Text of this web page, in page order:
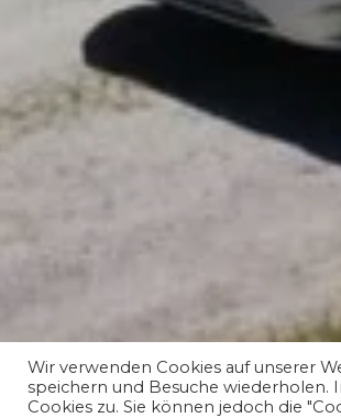
Wir verwenden Cookies auf unserer
speichern und Besuche wiederholen.
Cookies zu. Sie können jedoch die